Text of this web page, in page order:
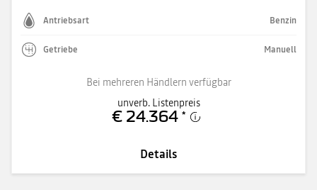
Antriebsart Benzin
Getriebe Manuell
Bei mehreren Händlern verfügbar
unverb. Listenpreis
€ 24.364 *
Details